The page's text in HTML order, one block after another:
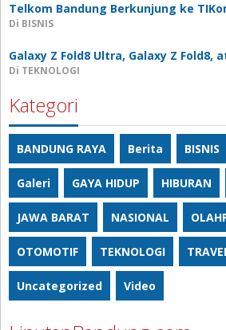
Telkom Bandung Berkunjung ke
Di BISNIS
Galaxy Z Fold8 Ultra, Galaxy Z Fold8,
Di TEKNOLOGI
Kategori
BANDUNG RAYA Berita BISNIS
Galeri GAYA HIDUP HIBURAN
JAWA BARAT NASIONAL
OTOMOTIF TEKNOLOGI
Uncategorized Video